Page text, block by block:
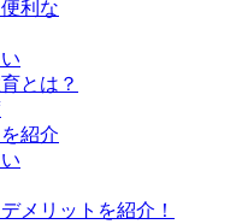
利な
とは？
紹介
メリットを紹介！